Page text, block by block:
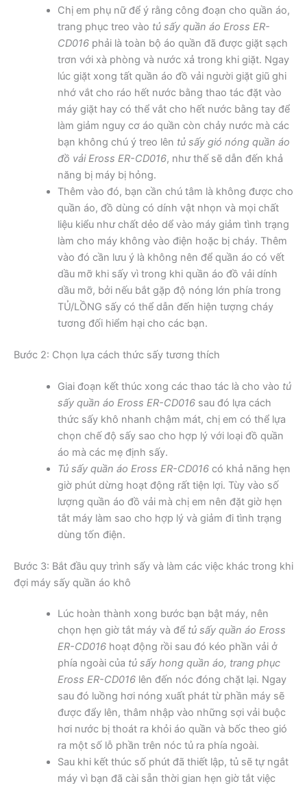
Chị em phụ nữ để ý rằng công đoạn cho quần áo,
trang phục treo vào tủ sấy quần áo Eross ER-
CD016phải là toàn bộ áo quần đã được giặt sạch
trơn với xà phòng và nước xả trong khi giặt. Ngay
lúc giặt xong tất quần áo đồ vải người giặt giũ ghi
nhớ vắt cho ráo hết nước bằng thao tác đặt vào
máy giặt hay có thể vắt cho hết nước bằng tay để
làm giảm nguy cơ áo quần còn chảy nước mà các
bạn không chú ý treo lên tủ sấy gió nóng quần áo
đồ vải Eross ER-CD016, như thế sẽ dẫn đến khả
năng bị máy bị hỏng.
Thêm vào đó, bạn cần chú tâm là không được cho
quần áo, đồ dùng có dính vật nhọn và mọi chất
liệu kiểu như chất dẻo dể vào máy giảm tình trạng
làm cho máy không vào điện hoặc bị cháy. Thêm
vào đó cần lưu ý là không nên để quần áo có vết
dầu mỡ khi sấy vì trong khi quần áo đồ vải dính
dầu mỡ, bởi nếu bắt gặp độ nóng lớn phía trong
TỦ/LỒNG sấy có thể dẫn đến hiện tượng cháy
tương đối hiểm hại cho các bạn.
Bước 2: Chọn lựa cách thức sấy tương thích
Giai đoạn kết thúc xong các thao tác là cho vào tủ
sấy quần áo Eross ER-CD016sau đó lựa cách
thức sấy khô nhanh chậm mát, chị em có thể lựa
chọn chế độ sấy sao cho hợp lý với loại đồ quần
áo mà các mẹ định sấy.
Tủ sấy quần áo Eross ER-CD016có khả năng hẹn
giờ phút dừng hoạt động rất tiện lợi. Tùy vào số
lượng quần áo đồ vải mà chị em nên đặt giờ hẹn
tắt máy làm sao cho hợp lý và giảm đi tình trạng
dùng tốn điện.
Bước 3: Bắt đầu quy trình sấy và làm các việc khác trong khi
đợi máy sấy quần áo khô
Lúc hoàn thành xong bước bạn bật máy, nên
chọn hẹn giờ tắt máy và để tủ sấy quần áo Eross
ER-CD016hoạt động rồi sau đó kéo phần vải ở
phía ngoài của tủ sấy hong quần áo, trang phục
Eross ER-CD016lên đến nóc đóng chặt lại. Ngay
sau đó luồng hơi nóng xuất phát từ phần máy sẽ
được đẩy lên, thâm nhập vào những sợi vải buộc
hơi nước bị thoát ra khỏi áo quần và bốc theo gió
ra một số lỗ phần trên nóc tủ ra phía ngoài.
Sau khi kết thúc số phút đã thiết lập, tủ sẽ tự ngắt
máy vì bạn đã cài sẵn thời gian hẹn giờ tắt việc